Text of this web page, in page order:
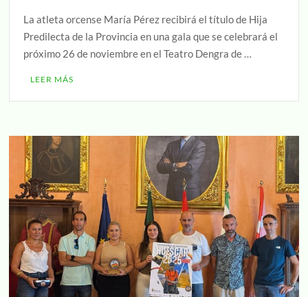
La atleta orcense María Pérez recibirá el título de Hija
Predilecta de la Provincia en una gala que se celebrará el
próximo 26 de noviembre en el Teatro Dengra de …
LEER MÁS